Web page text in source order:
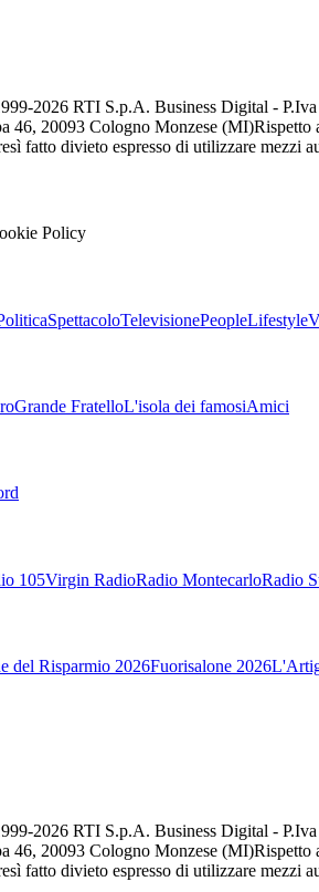
2026 RTI S.p.A. Business Digital -
46, 20093 Cologno Monzese (MI)Rispetto
fatto divieto espresso di utilizzare mezzi
Policy
SpettacoloTelevisionePeopleLifestyle
Grande FratelloL'isola dei famosiAmici
105Virgin RadioRadio MontecarloRadio
del Risparmio 2026Fuorisalone 2026
2026 RTI S.p.A. Business Digital -
46, 20093 Cologno Monzese (MI)Rispetto
fatto divieto espresso di utilizzare mezzi